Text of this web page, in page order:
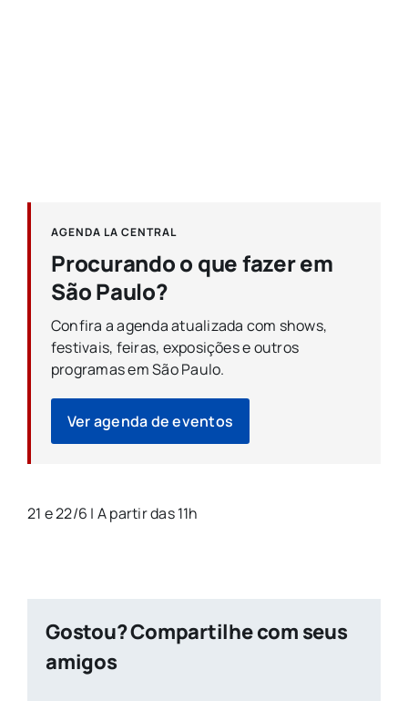
AGENDA LA CENTRAL
Procurando o que fazer em
São Paulo?
Confira a agenda atualizada com shows,
festivais, feiras, exposições e outros
programas em São Paulo.
Ver agenda de eventos
21 e 22/6 | A partir das 11h
Gostou? Compartilhe com seus
amigos